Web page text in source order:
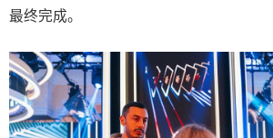
最终完成。